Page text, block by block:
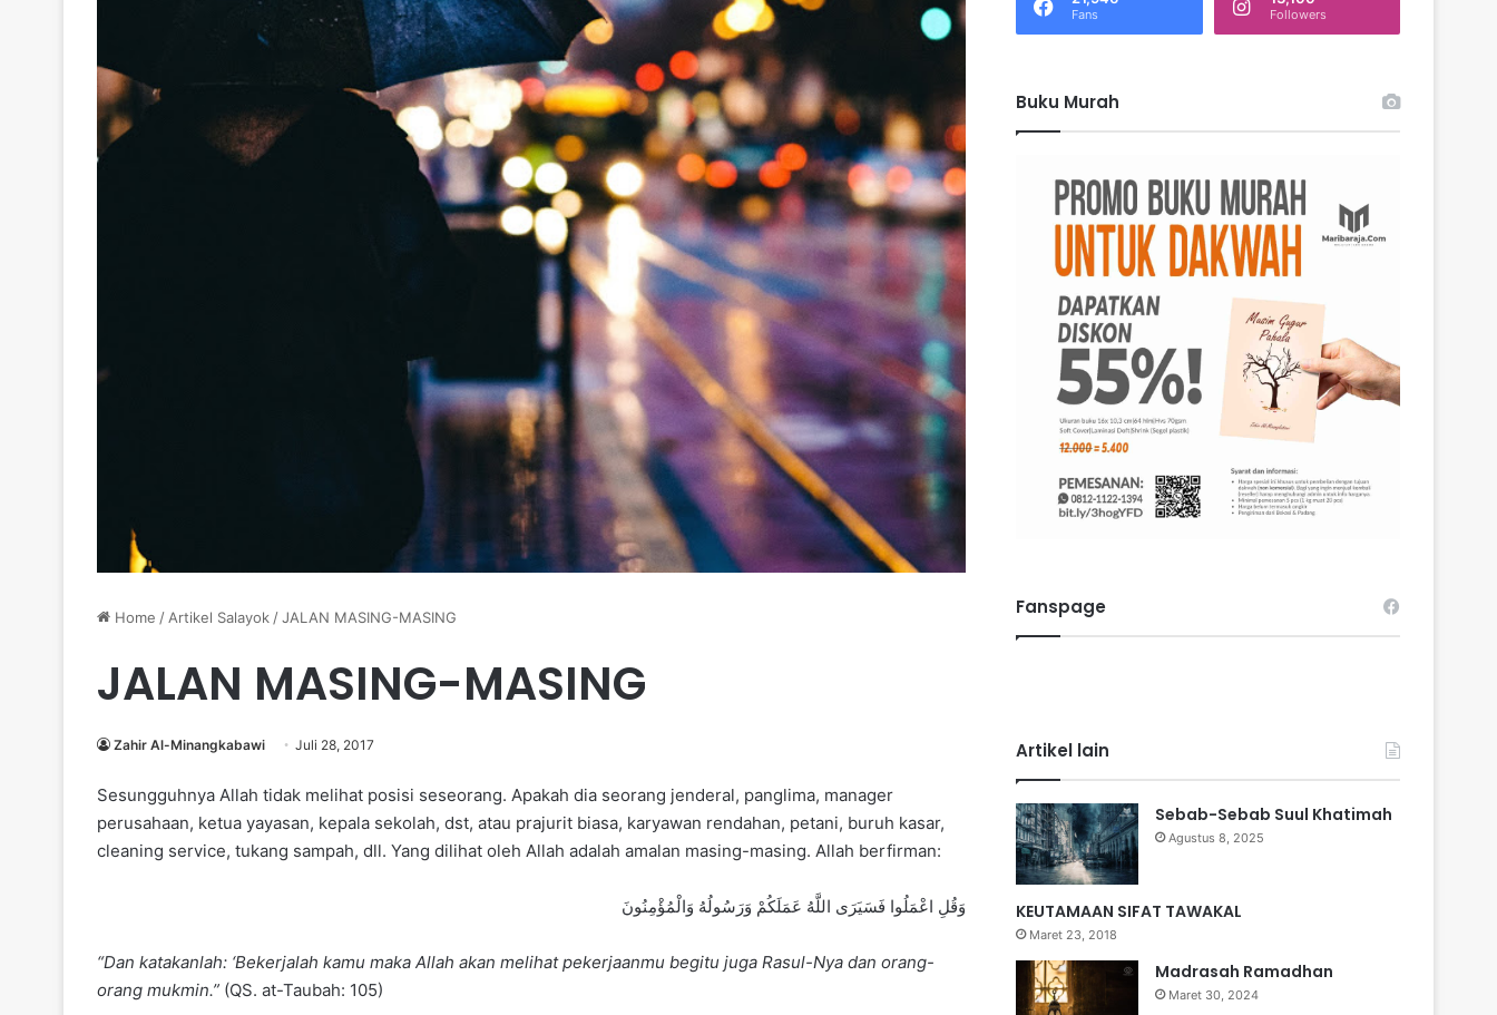
Home / Artikel Salayok /JALAN MASING-MASING
JALAN MASING-MASING
Zahir Al-Minangkabawi Juli 28, 2017
Sesungguhnya Allah tidak melihat posisi seseorang. Apakah dia seorang jenderal, panglima, manager
perusahaan, ketua yayasan, kepala sekolah, dst, atau prajurit biasa, karyawan rendahan, petani, buruh kasar,
cleaning service, tukang sampah, dll. Yang dilihat oleh Allah adalah amalan masing-masing. Allah berfirman:
وَقُلِ اعْمَلُوا فَسَيَرَى اللَّهُ عَمَلَكُمْ وَرَسُولُهُ وَالْمُؤْمِنُونَ
“Dan katakanlah: ‘Bekerjalah kamu maka Allah akan melihat pekerjaanmu begitu juga Rasul-Nya dan orang-
orang mukmin.” (QS. at-Taubah: 105)
k
:
Fans Followers
Buku Murah
Fanspage
Artikel lain
Sebab-Sebab Suul Khatimah
Agustus 8, 2025
KEUTAMAAN SIFAT TAWAKAL
Maret 23, 2018
Madrasah Ramadhan
Maret 30, 2024